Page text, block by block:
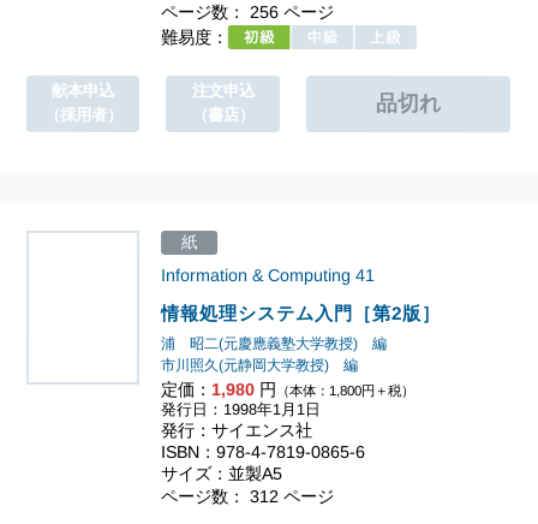
ページ数： 256 ページ
難易度：
献本申込
（採用者）
注文申込
（書店）
情報処理システム入門［第2版］
Information & Computing 41
浦 昭二(元慶應義塾大学教授) 編
市川照久(元静岡大学教授) 編
定価： 1,980 円 （本体：1,800円＋税）
紙
発行日：1998年1月1日
発行：サイエンス社
ISBN：978-4-7819-0865-6
サイズ：並製A5
ページ数： 312 ページ